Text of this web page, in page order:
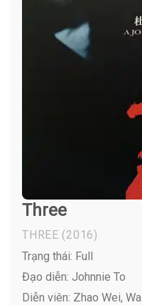
Three
THREE (2016)
Trạng thái: Full
Đạo diễn: Johnnie To
Diễn viên: Zhao Wei,